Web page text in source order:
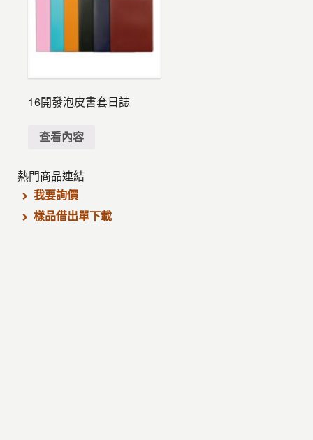
16開發泡皮書套日誌
查看內容
熱門商品連結
我要詢價
樣品借出單下載